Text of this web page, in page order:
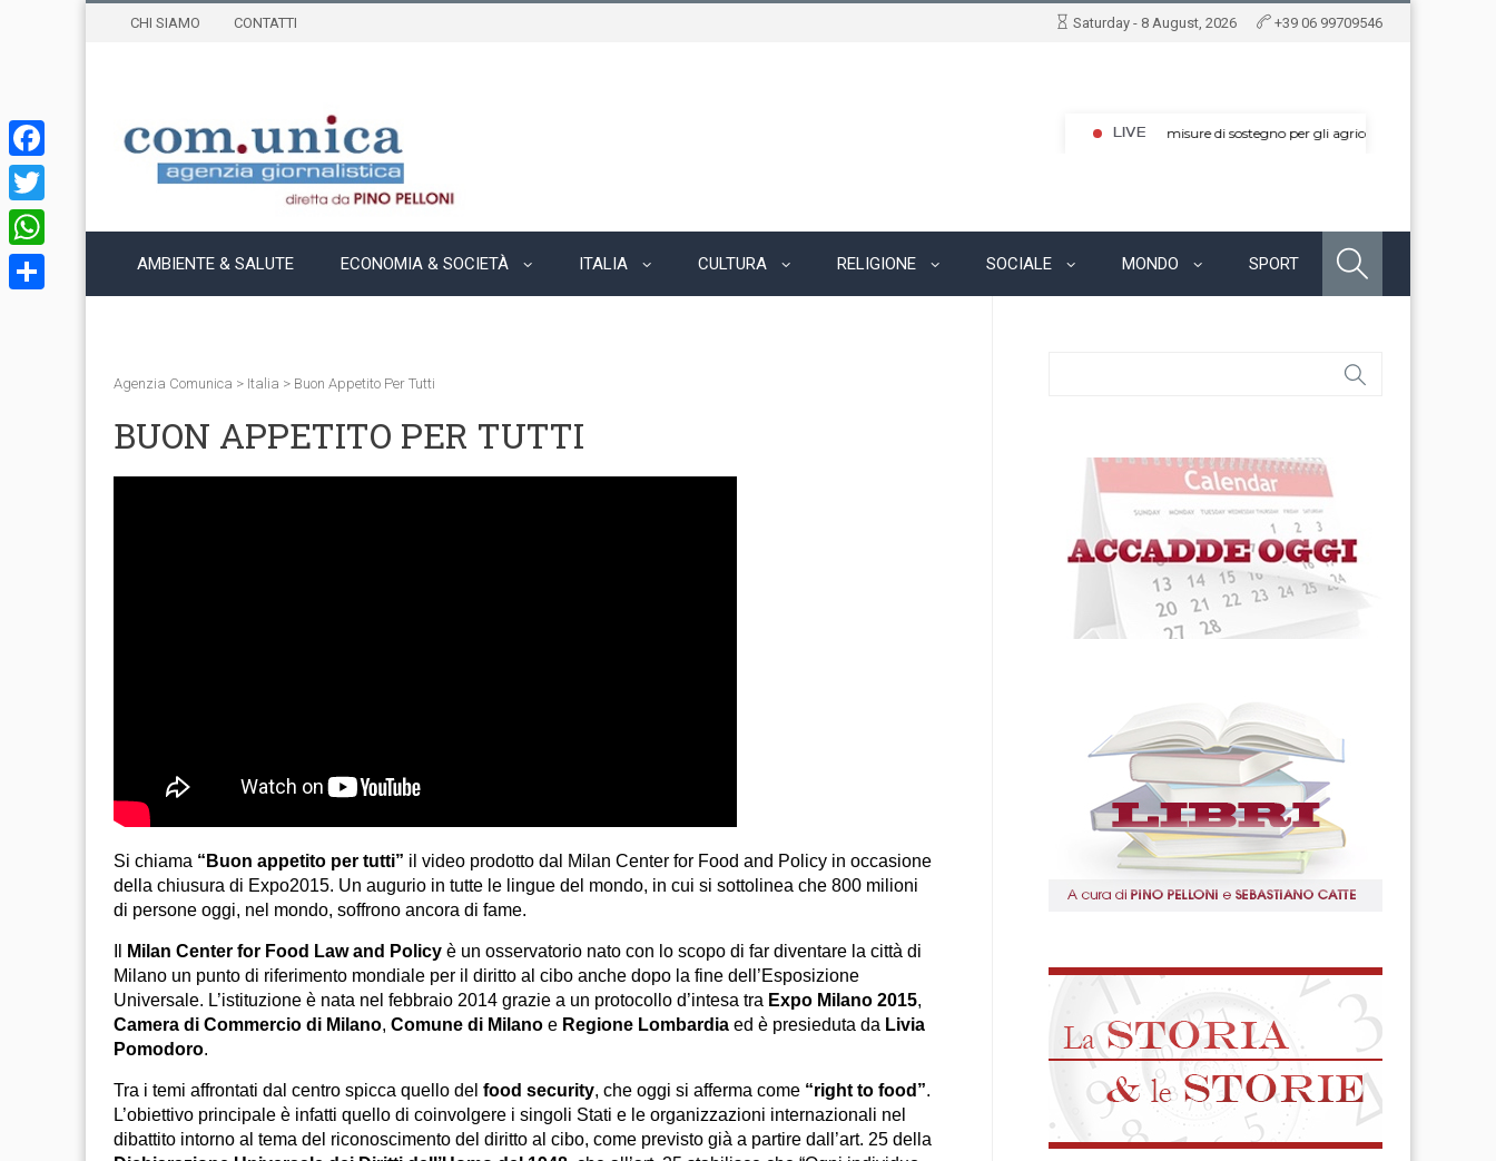
CHI SIAMO CONTATTI Saturday - 8 August, 2026 +39 06 99709546
AMBIENTE & SALUTE ECONOMIA & SOCIETÀ ITALIA CULTURA RELIGIONE SOCIALE MONDO SPORT
Agenzia Comunica > Italia > Buon Appetito Per Tutti
BUON APPETITO PER TUTTI
Si chiama “Buon appetito per tutti” il video prodotto dal Milan Center for Food and Policy in occasione
della chiusura di Expo2015. Un augurio in tutte le lingue del mondo, in cui si sottolinea che 800 milioni
di persone oggi, nel mondo, soffrono ancora di fame.
Milan Center for Food Law and Policy è un osservatorio nato con lo scopo di far diventare la città di
Milano un punto di riferimento mondiale per il diritto al cibo anche dopo la fine dell’Esposizione
Universale. L’istituzione è nata nel febbraio 2014 grazie a un protocollo d’intesa tra Expo Milano 2015,
Camera di Commercio di Milano, Comune di Milano e Regione Lombardia ed è presieduta da Livia
Pomodoro.
Tra i temi affrontati dal centro spicca quello del food security, che oggi si afferma come “right to food”.
L’obiettivo principale è infatti quello di coinvolgere i singoli Stati e le organizzazioni internazionali nel
dibattito intorno al tema del riconoscimento del diritto al cibo, come previsto già a partire dall’art. 25 della
Facebook
Twitter
WhatsApp